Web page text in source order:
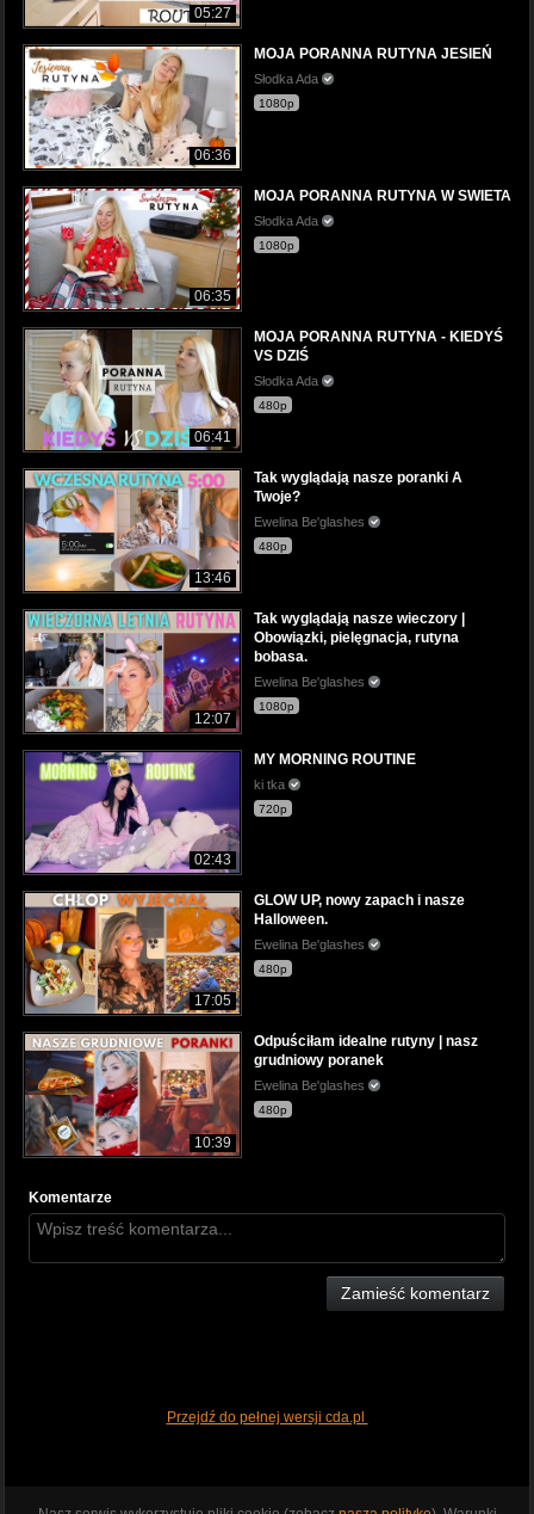
05:27
06:36
MOJA PORANNA RUTYNA JESIEŃ
Słodka Ada
1080p
06:35
MOJA PORANNA RUTYNA W SWIETA
Słodka Ada
1080p
06:41
MOJA PORANNA RUTYNA - KIEDYŚ
VS DZIŚ
Słodka Ada
480p
13:46
Tak wyglądają nasze poranki A
Twoje?
Ewelina Be'glashes
480p
12:07
Tak wyglądają nasze wieczory |
Obowiązki, pielęgnacja, rutyna
bobasa.
Ewelina Be'glashes
1080p
02:43
MY MORNING ROUTINE
ki tka
720p
17:05
GLOW UP, nowy zapach i nasze
Halloween.
Ewelina Be'glashes
480p
10:39
Odpuściłam idealne rutyny | nasz
grudniowy poranek
Ewelina Be'glashes
480p
Komentarze
Zamieść komentarz
Przejdź do pełnej wersji cda.pl